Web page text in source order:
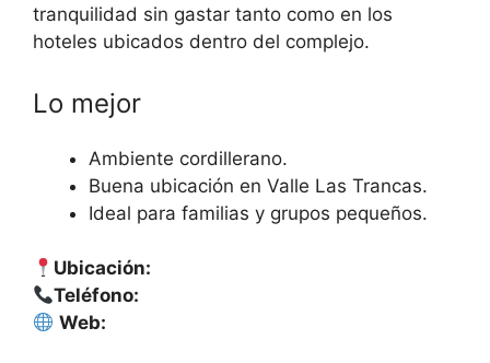
tranquilidad sin gastar tanto como en los
hoteles ubicados dentro del complejo.
Lo mejor
Ambiente cordillerano.
Buena ubicación en Valle Las Trancas.
Ideal para familias y grupos pequeños.
Ubicación:
Teléfono:
Web: